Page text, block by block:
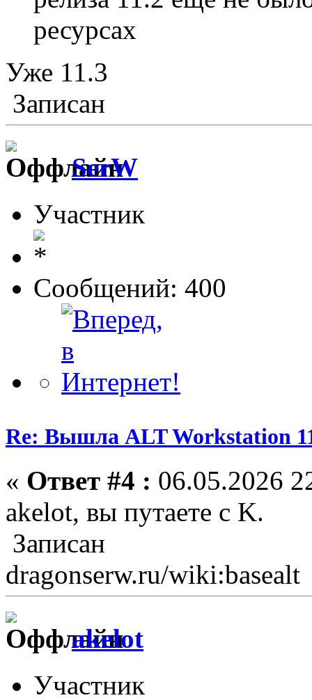
ресурсах
Уже 11.3
Записан
SerW
Участник
Сообщений: 400
Re: Вышла ALT Workstation
« Ответ #4 : 06.05.2026
akelot, вы путаете с K.
Записан
dragonserw.ru/wiki:basealt
akelot
Участник